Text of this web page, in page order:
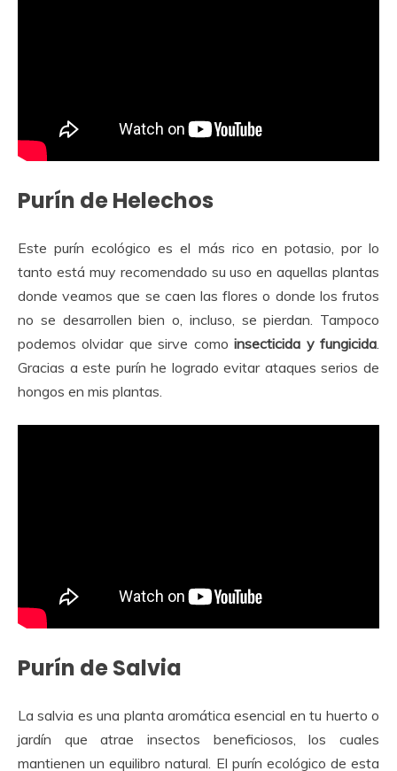
Purín de Helechos
Este purín ecológico es el más rico en potasio, por lo
tanto está muy recomendado su uso en aquellas plantas
donde veamos que se caen las flores o donde los frutos
no se desarrollen bien o, incluso, se pierdan. Tampoco
podemos olvidar que sirve comoinsecticida y fungicida.
Gracias a este purín he logrado evitar ataques serios de
hongos en mis plantas.
Purín de Salvia
La salvia es una planta aromática esencial en tu huerto o
jardín que atrae insectos beneficiosos, los cuales
mantienen un equilibro natural. El purín ecológico de esta